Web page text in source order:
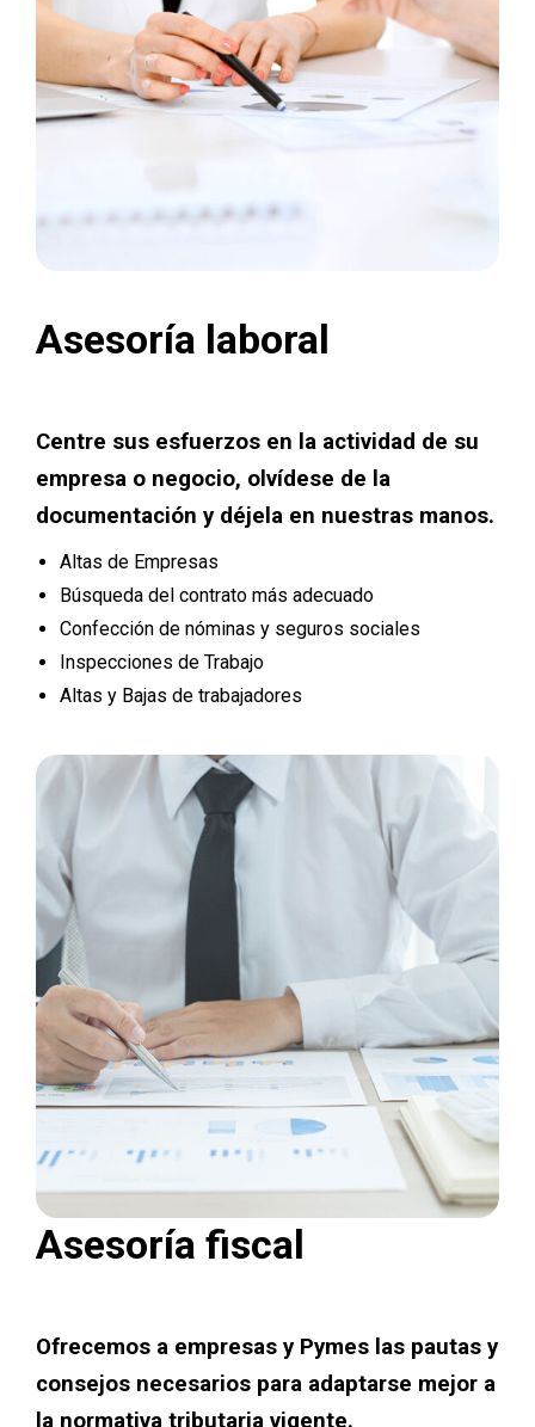
Asesoría laboral
Centre sus esfuerzos en la actividad de su
empresa o negocio, olvídese de la
documentación y déjela en nuestras manos.
Altas de Empresas
Búsqueda del contrato más adecuado
Confección de nóminas y seguros sociales
Inspecciones de Trabajo
Altas y Bajas de trabajadores
Asesoría fiscal
Ofrecemos a empresas y Pymes las pautas y
consejos necesarios para adaptarse mejor a
la normativa tributaria vigente.